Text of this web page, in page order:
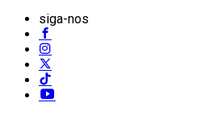
siga-nos